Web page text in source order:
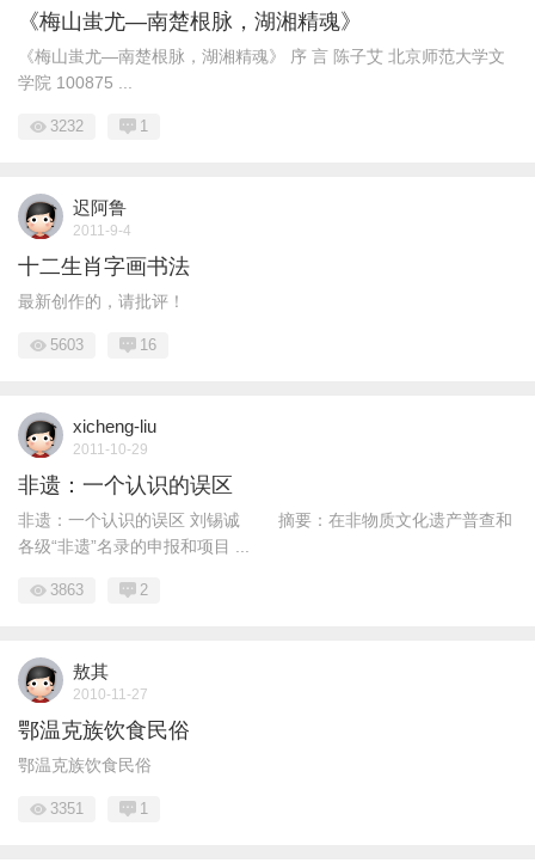
《梅山蚩尤―南楚根脉，湖湘精魂》
《梅山蚩尤―南楚根脉，湖湘精魂》 序 言 陈子艾 北京师范大学文
学院 100875 ...
3232 1
迟阿鲁
2011-9-4
十二生肖字画书法
最新创作的，请批评！
5603 16
xicheng-liu
2011-10-29
非遗：一个认识的误区
非遗：一个认识的误区 刘锡诚 摘要：在非物质文化遗产普查和
各级“非遗”名录的申报和项目 ...
3863 2
敖其
2010-11-27
鄂温克族饮食民俗
鄂温克族饮食民俗
3351 1